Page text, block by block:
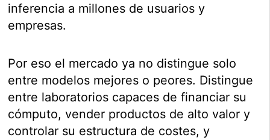
inferencia a millones de usuarios y
empresas.
Por eso el mercado ya no distingue solo
entre modelos mejores o peores. Distingue
entre laboratorios capaces de financiar su
cómputo, vender productos de alto valor y
controlar su estructura de costes, y